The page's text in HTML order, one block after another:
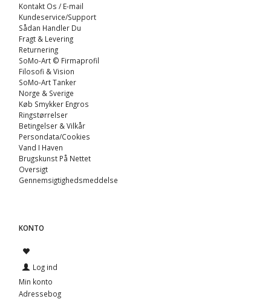
Kontakt Os / E-mail
Kundeservice/Support
Sådan Handler Du
Fragt & Levering
Returnering
SoMo-Art © Firmaprofil
Filosofi & Vision
SoMo-Art Tanker
Norge & Sverige
Køb Smykker Engros
Ringstørrelser
Betingelser & Vilkår
Persondata/Cookies
Vand I Haven
Brugskunst På Nettet
Oversigt
Gennemsigtighedsmeddelse
KONTO
Log ind
Min konto
Adressebog